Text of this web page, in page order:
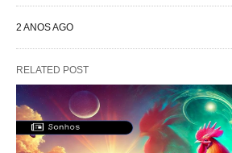
2 ANOS AGO
RELATED POST